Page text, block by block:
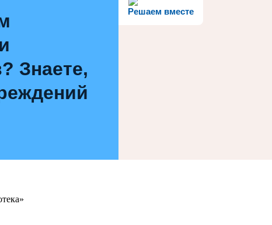
Решаем вместе
Знаете,